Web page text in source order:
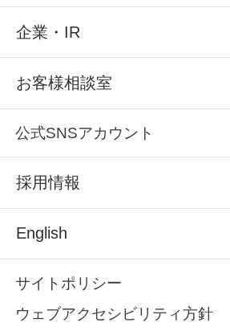
企業・IR
お客様相談室
公式SNSアカウント
採用情報
English
サイトポリシー
ウェブアクセシビリティ方針